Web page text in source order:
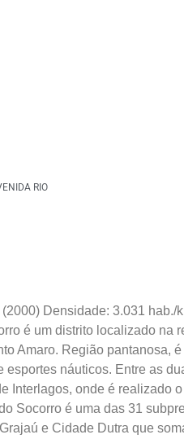
RIO
Densidade: 3.031 hab./
é um distrito localizado na
Amaro. Região pantanosa,
náuticos. Entre as
Interlagos, onde é realizado
Socorro é uma das 31
e Cidade Dutra que